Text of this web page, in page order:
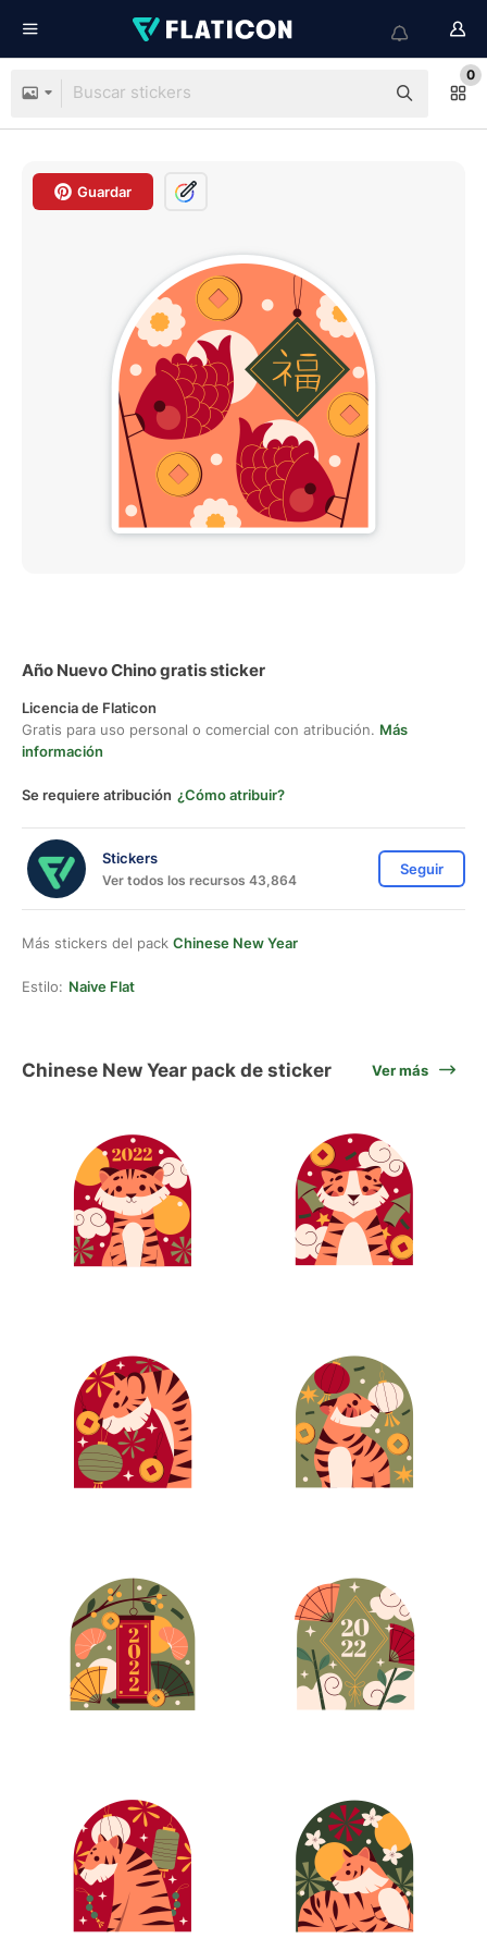
0
Guardar
Año Nuevo Chino gratis sticker
Licencia de Flaticon
Gratis para uso personal o comercial con atribución. Más
información
Se requiere atribución ¿Cómo atribuir?
Stickers
Ver todos los recursos 43,864
Seguir
Más stickers del pack Chinese New Year
Estilo: Naive Flat
Chinese New Year pack de sticker Ver más